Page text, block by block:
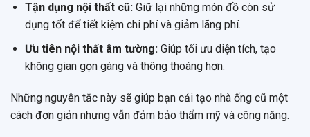
Tận dụng nội thất cũ:Giữ lại những món đồ còn sử
dụng tốt để tiết kiệm chi phí và giảm lãng phí.
Ưu tiên nội thất âm tường:Giúp tối ưu diện tích, tạo
không gian gọn gàng và thông thoáng hơn.
Những nguyên tắc này sẽ giúp bạn cải tạo nhà ống cũ một
cách đơn giản nhưng vẫn đảm bảo thẩm mỹ và công năng.